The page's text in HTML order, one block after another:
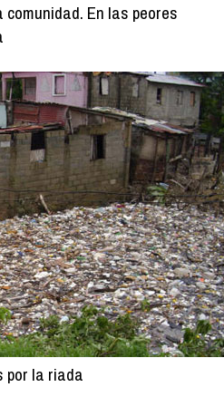
En las peores
por la riada